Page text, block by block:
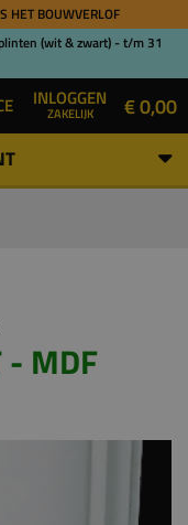
HET BOUWVERLOF
(wit & zwart) - t/m 31
INLOGGEN
ZAKELIJK € 0,00
- MDF